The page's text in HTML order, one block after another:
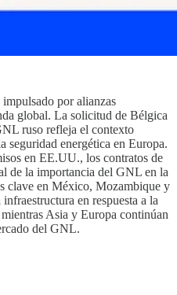
por alianzas
global. La solicitud de Bélgica
ruso refleja el contexto
seguridad energética en Europa.
en EE.UU., los contratos de
de la importancia del GNL en la
clave en México, Mozambique y
en respuesta a la
Asia y Europa continúan
del GNL.